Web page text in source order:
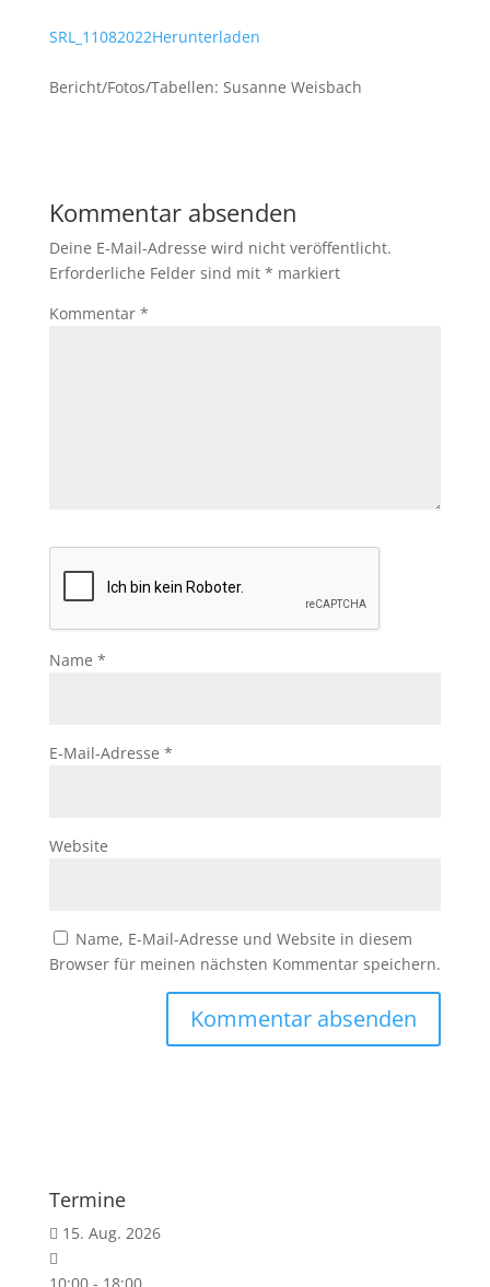
SRL_11082022Herunterladen
Bericht/Fotos/Tabellen: Susanne Weisbach
Kommentar absenden
Deine E-Mail-Adresse wird nicht veröffentlicht.
Erforderliche Felder sind mit * markiert
Kommentar *
Name *
E-Mail-Adresse *
Website
Name, E-Mail-Adresse und Website in diesem
Browser für meinen nächsten Kommentar speichern.
Termine
15. Aug. 2026